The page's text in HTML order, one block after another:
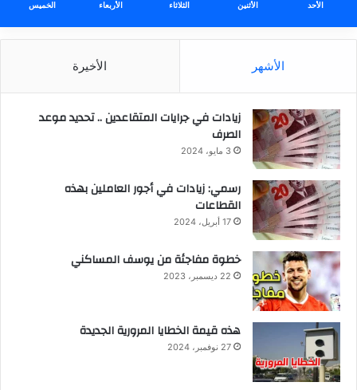
الأحد الأثنين الثلاثاء الأربعاء الخميس
الأشهر الأخيرة
زيادات في جرايات المتقاعدين .. تحديد موعد
الصرف
3 مايو، 2024
رسمي: زيادات في أجور العاملين بهذه
القطاعات
17 أبريل، 2024
خطوة مفاجئة من يوسف المساكني
22 ديسمبر، 2023
هذه قيمة الخطايا المرورية الجديدة
27 نوفمبر، 2024